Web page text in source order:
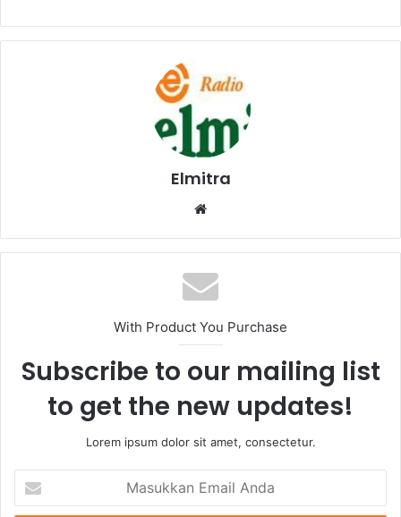
Elmitra
Website
With Product You Purchase
Subscribe to our mailing list
to get the new updates!
Lorem ipsum dolor sit amet, consectetur.
Email